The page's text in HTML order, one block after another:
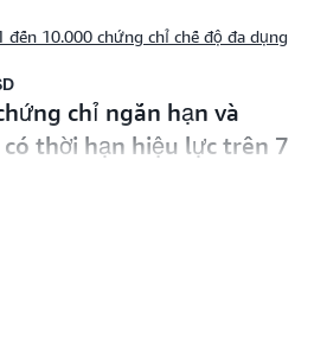
đến 10.000 chứng chỉ chế độ đa dụng
chỉ ngắn hạn và
thời hạn hiệu lực trên 7
trong cùng một Khu vực:
riêng chế độ đa dụng)
chỉ chế độ đa dụng)